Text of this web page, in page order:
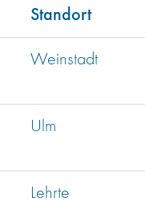
Standort
Weinstadt
Ulm
Lehrte